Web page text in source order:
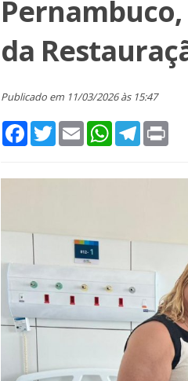
da
Publicado em 11/03/2026 às 15:47
FacebookTwitterEmail WhatsApp
Telegram